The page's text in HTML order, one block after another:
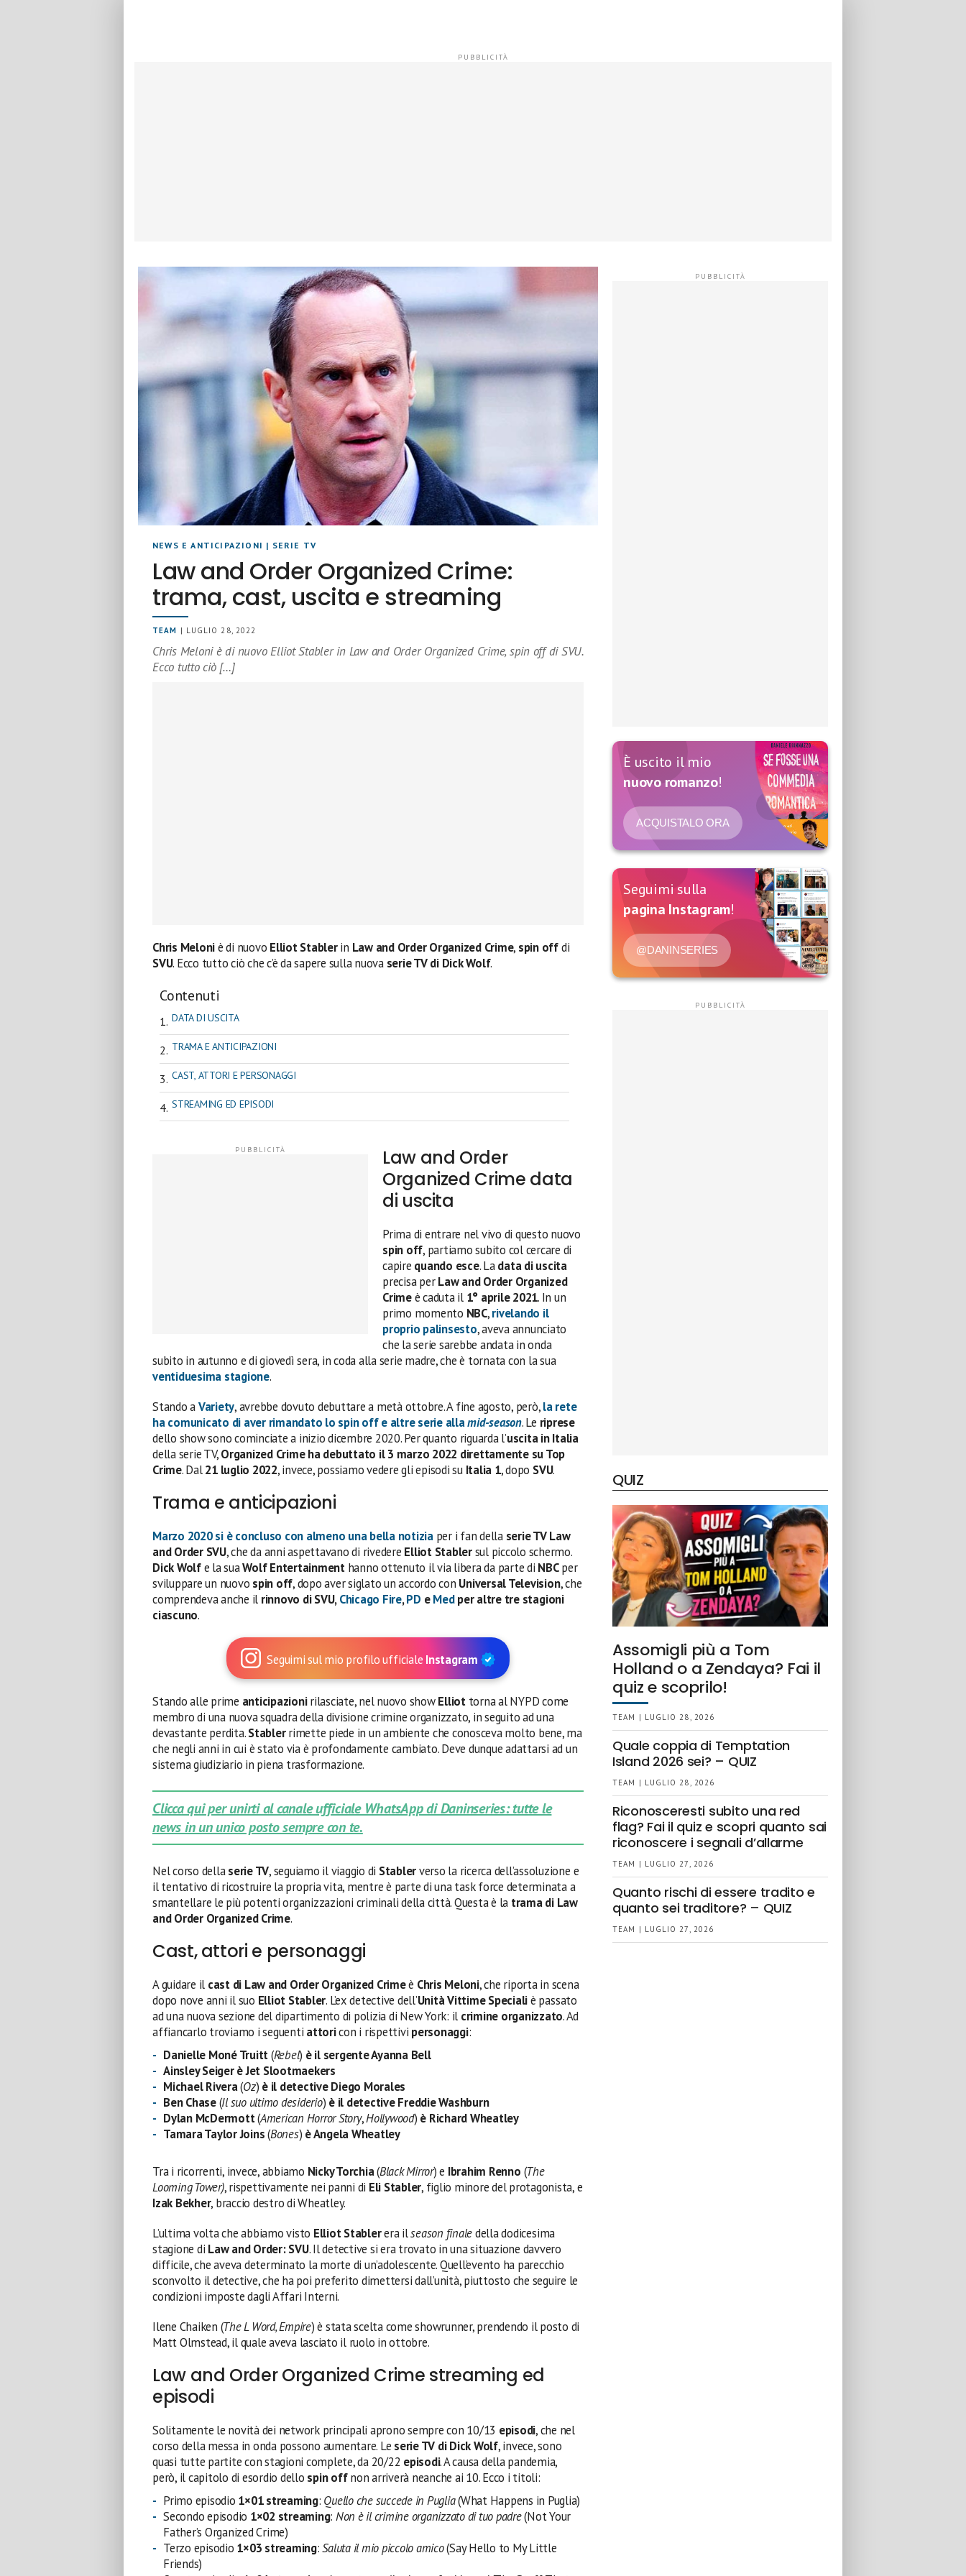
NEWS E ANTICIPAZIONI | SERIE TV
Law and Order Organized Crime:
trama, cast, uscita e streaming
TEAM | LUGLIO 28, 2022
Chris Meloni è di nuovo Elliot Stabler in Law and Order Organized Crime, spin off di SVU.
Ecco tutto ciò […]
Chris Meloniè di nuovo Elliot Stablerin Law and Order Organized Crime, spin offdi
SVU. Ecco tutto ciò che c’è da sapere sulla nuova serie TV di Dick Wolf.
Contenuti
DATA DI USCITA
TRAMA E ANTICIPAZIONI
CAST, ATTORI E PERSONAGGI
STREAMING ED EPISODI
Law and Order
Organized Crime data
di uscita
Prima di entrare nel vivo di questo nuovo
spin off, partiamo subito col cercare di
capire quando esce. Ladata di uscita
precisa perLaw and Order Organized
Crimeè caduta il 1° aprile 2021. In un
primo momento NBC,rivelando il
proprio palinsesto, aveva annunciato
che la serie sarebbe andata in onda
subito in autunno e di giovedì sera, in coda alla serie madre, che è tornata con la sua
ventiduesima stagione.
Stando aVariety, avrebbe dovuto debuttare a metà ottobre. A fine agosto, però,la rete
ha comunicato di aver rimandato lo spin off e altre serie allamid-season. Le riprese
dello show sono cominciate a inizio dicembre 2020. Per quanto riguarda l’uscita in Italia
della serie TV,Organized Crime ha debuttato il 3 marzo 2022 direttamente su Top
Crime. Dal21 luglio 2022, invece, possiamo vedere gli episodi su Italia 1, dopo SVU.
Trama e anticipazioni
Marzo 2020 si è concluso con almeno una bella notiziaper i fan della serie TV Law
and Order SVU, che da anni aspettavano di rivedere Elliot Stablersul piccolo schermo.
Dick Wolfe la suaWolf Entertainmenthanno ottenuto il via libera da parte di NBCper
sviluppare un nuovo spin off, dopo aver siglato un accordo con Universal Television, che
comprendeva anche il rinnovo di SVU,Chicago Fire,PD eMedper altre tre stagioni
ciascuno.
Seguimi sul mio profilo ufficiale Instagram
Stando alle prime anticipazionirilasciate, nel nuovo showElliottorna al NYPD come
membro di una nuova squadra della divisione crimine organizzato, in seguito ad una
devastante perdita.Stablerrimette piede in un ambiente che conosceva molto bene, ma
che negli anni in cui è stato via è profondamente cambiato. Deve dunque adattarsi ad un
sistema giudiziario in piena trasformazione.
Clicca qui per unirti al canale ufficiale WhatsApp di Daninseries: tutte le
news in un unico posto sempre con te.
Nel corso dellaserie TV, seguiamo il viaggio di Stablerverso la ricerca dell’assoluzione e
il tentativo di ricostruire la propria vita, mentre è parte di una task force determinata a
smantellare le più potenti organizzazioni criminali della città. Questa è la trama di Law
and Order Organized Crime.
Cast, attori e personaggi
A guidare il cast di Law and Order Organized Crimeè Chris Meloni, che riporta in scena
dopo nove anni il suo Elliot Stabler. L’ex detective dell’Unità Vittime Specialiè passato
ad una nuova sezione del dipartimento di polizia di New York: il crimine organizzato. Ad
affiancarlo troviamo i seguenti attoricon i rispettivi personaggi:
Danielle Moné Truitt(Rebel) è il sergente Ayanna Bell
Ainsley Seiger è Jet Slootmaekers
Michael Rivera(Oz) è il detective Diego Morales
Ben Chase(Il suo ultimo desiderio) è il detective Freddie Washburn
Dylan McDermott(American Horror Story,Hollywood) è Richard Wheatley
Tamara Taylor Joins(Bones) è Angela Wheatley
Tra i ricorrenti, invece, abbiamo Nicky Torchia(Black Mirror) e Ibrahim Renno (The
Looming Tower), rispettivamente nei panni di Eli Stabler, figlio minore del protagonista, e
Izak Bekher, braccio destro di Wheatley.
L’ultima volta che abbiamo visto Elliot Stablerera ilseason finaledella dodicesima
stagione di Law and Order: SVU. Il detective si era trovato in una situazione davvero
difficile, che aveva determinato la morte di un’adolescente. Quell’evento ha parecchio
sconvolto il detective, che ha poi preferito dimettersi dall’unità, piuttosto che seguire le
condizioni imposte dagli Affari Interni.
Ilene Chaiken (The L Word, Empire) è stata scelta come showrunner, prendendo il posto di
Matt Olmstead, il quale aveva lasciato il ruolo in ottobre.
Law and Order Organized Crime streaming ed
episodi
Solitamente le novità dei network principali aprono sempre con 10/13 episodi, che nel
corso della messa in onda possono aumentare. Le serie TV di Dick Wolf, invece, sono
quasi tutte partite con stagioni complete, da 20/22 episodi. A causa della pandemia,
però, il capitolo di esordio dello spin offnon arriverà neanche ai 10. Ecco i titoli:
Primo episodio 1×01 streaming: Quello che succede in Puglia(What Happens in Puglia)
Secondo episodio 1×02 streaming: Non è il crimine organizzato di tuo padre(Not Your
Father’s Organized Crime)
Terzo episodio 1×03 streaming:Saluta il mio piccolo amico(Say Hello to My Little
Friends)
È uscito il mio
nuovo romanzo!
ACQUISTALO ORA
Seguimi sulla
pagina Instagram!
@DANINSERIES
QUIZ
Assomigli più a Tom
Holland o a Zendaya? Fai il
quiz e scoprilo!
TEAM | LUGLIO 28, 2026
Quale coppia di Temptation
Island 2026 sei? – QUIZ
TEAM | LUGLIO 28, 2026
Riconosceresti subito una red
flag? Fai il quiz e scopri quanto sai
riconoscere i segnali d’allarme
TEAM | LUGLIO 27, 2026
Quanto rischi di essere tradito e
quanto sei traditore? – QUIZ
TEAM | LUGLIO 27, 2026